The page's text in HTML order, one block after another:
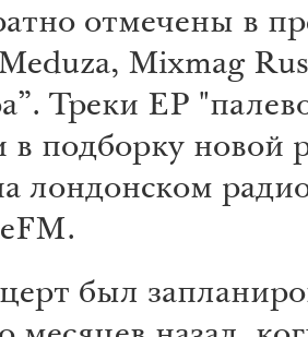
отмечены в
Mixmag
Треки EP
в подборку новой
лондонском
был